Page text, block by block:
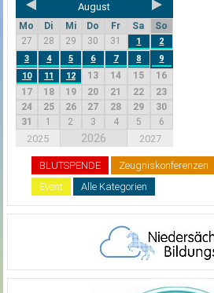
August
Mo Di Mi Do Fr Sa
So
27
28 29 30 31 1
2
3
4 5 6 7 8
9
10
11 12 13 14 15
16
17
18 19 20 21 22
23
24
25 26 27 28 29
30
31
1 2 3 4 5 6
2025 2026 2027
BLUTSPENDE Zeugniskonferenzen
Event
Alle Kategorien